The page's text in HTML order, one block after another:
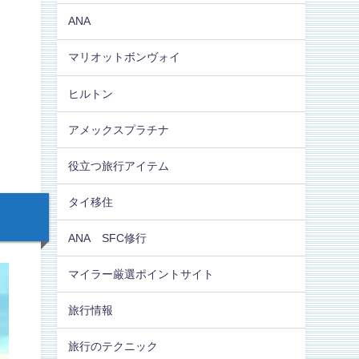
ANA
マリオットボンヴォイ
ヒルトン
アメックスプラチナ
役立つ旅行アイテム
タイ移住
ANA SFC修行
マイラー厳選ポイントサイト
旅行情報
旅行のテクニック